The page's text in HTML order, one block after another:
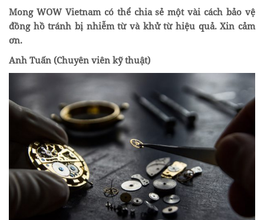
Mong WOW Vietnam có thể chia sẻ một vài cách bảo vệ
đồng hồ tránh bị nhiễm từ và khử từ hiệu quả. Xin cảm
ơn.
Anh Tuấn (Chuyên viên kỹ thuật)